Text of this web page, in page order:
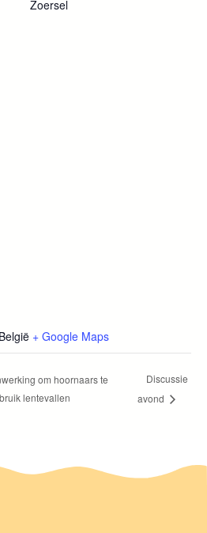
Zoersel
België + Google Maps
om hoornaars te
lentevallen
Discussie
avond